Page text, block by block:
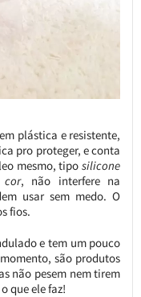
plástica e resistente,
pro proteger, e conta
mesmo, tiposilicone
, não interfere na
usar sem medo. O
fios.
e tem um pouco
são produtos
não pesem nem tirem
que ele faz!